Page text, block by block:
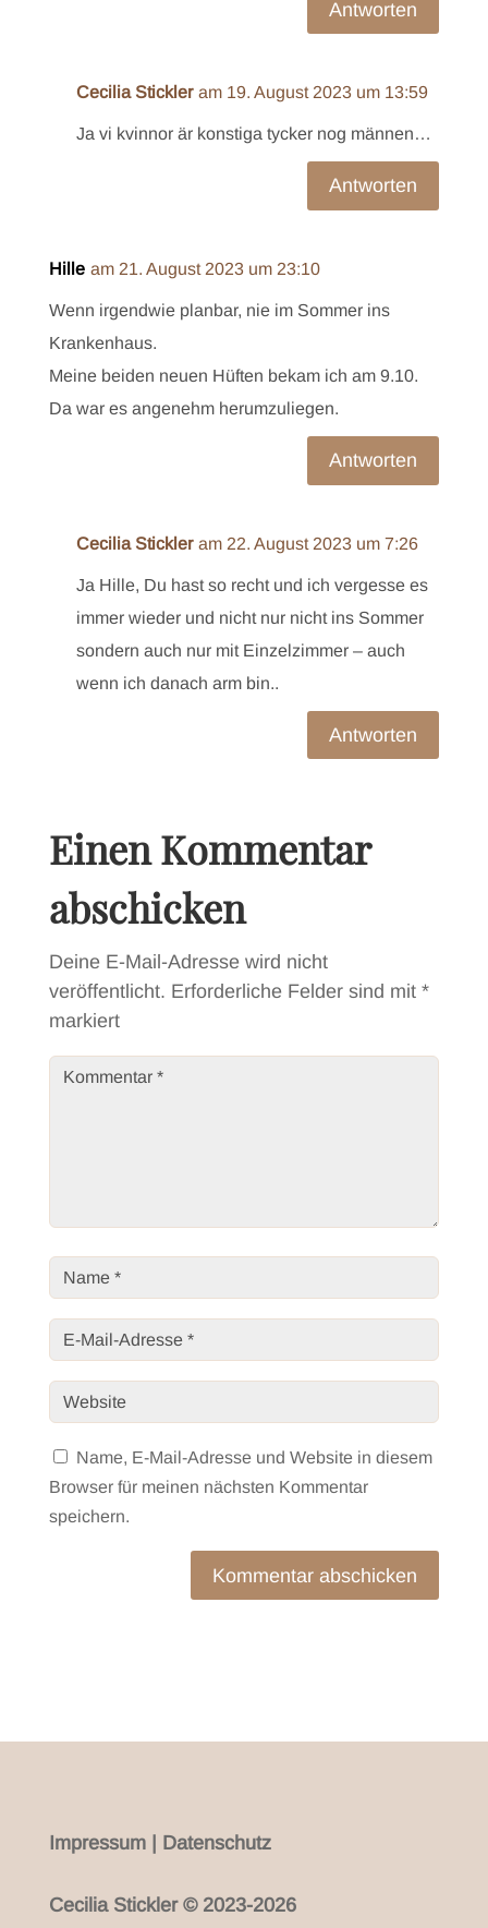
Antworten
Cecilia Stickler am 19. August 2023 um 13:59
Ja vi kvinnor är konstiga tycker nog männen…
Antworten
Hille am 21. August 2023 um 23:10
Wenn irgendwie planbar, nie im Sommer ins
Krankenhaus.
Meine beiden neuen Hüften bekam ich am 9.10.
Da war es angenehm herumzuliegen.
Antworten
Cecilia Stickler am 22. August 2023 um 7:26
Ja Hille, Du hast so recht und ich vergesse es
immer wieder und nicht nur nicht ins Sommer
sondern auch nur mit Einzelzimmer – auch
wenn ich danach arm bin..
Antworten
Einen Kommentar
abschicken
Deine E-Mail-Adresse wird nicht
veröffentlicht. Erforderliche Felder sind mit *
markiert
Name, E-Mail-Adresse und Website in diesem
Browser für meinen nächsten Kommentar
speichern.
Kommentar abschicken
Impressum| Datenschutz
Cecilia Stickler © 2023-2026